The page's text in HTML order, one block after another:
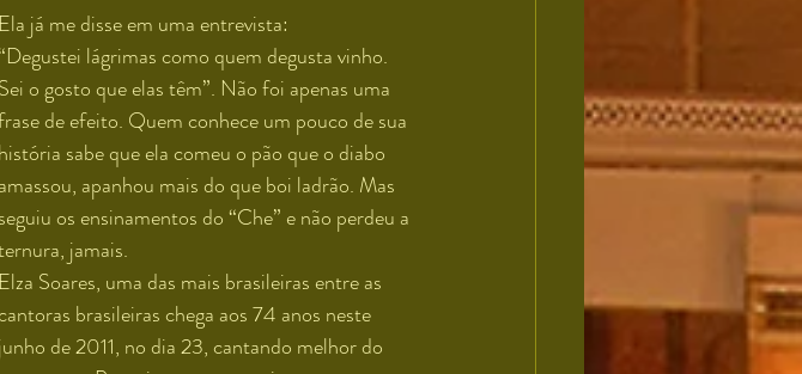
Ela já me disse em uma entrevista:
lágrimas como quem degusta vinho.
Sei o gosto que elas têm”. Não foi apenas uma
de efeito. Quem conhece um pouco de sua
história sabe que ela comeu o pão que o diabo
amassou, apanhou mais do que boi ladrão. Mas
seguiu os ensinamentos do “Che” e não perdeu a
jamais.
Elza Soares, uma das mais brasileiras entre as
brasileiras chega aos 74 anos neste
junho de 2011, no dia 23, cantando melhor do